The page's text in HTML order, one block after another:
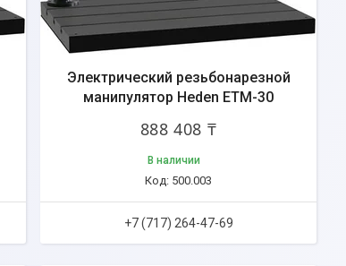
Электрический резьбонарезной
манипулятор Heden ETM-30
888 408 ₸
В наличии
500.003
+7 (717) 264-47-69